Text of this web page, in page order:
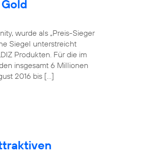
wurde als „Preis-Sieger
Siegel unterstreicht
Produkten. Für die im
insgesamt 6 Millionen
2016 bis […]